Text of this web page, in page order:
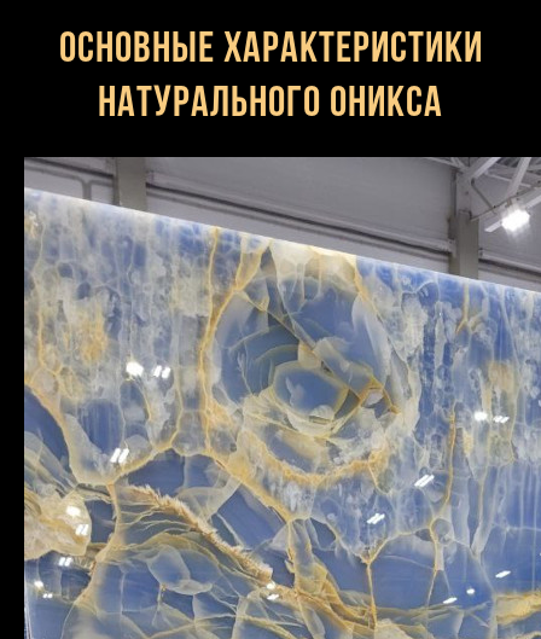
Основные характеристики
натурального оникса